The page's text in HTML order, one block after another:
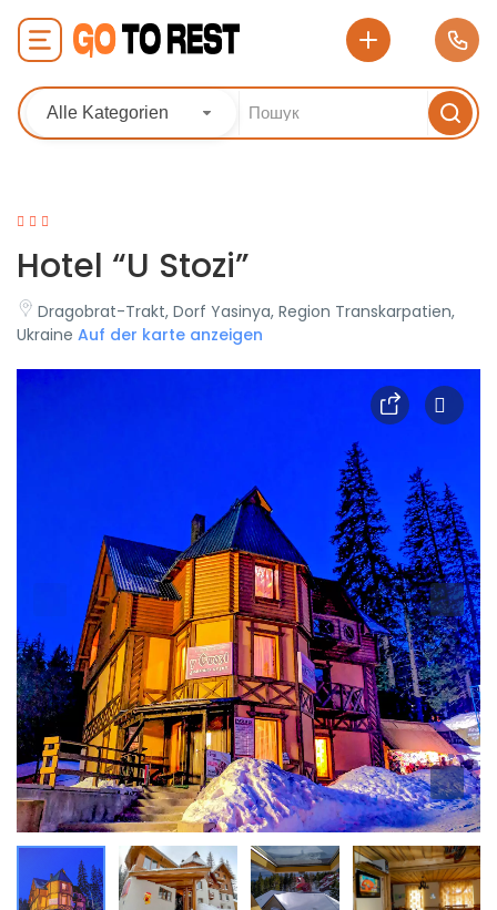
Alle Kategorien
Hotel “U Stozi”
Dragobrat-Trakt, Dorf Yasinya, Region Transkarpatien,
Ukraine Auf der karte anzeigen